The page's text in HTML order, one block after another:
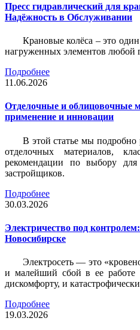
Пресс гидравлический для
Надёжность в Обслуживании
Крановые колёса – это
нагруженных элементов
Подробнее
11.06.2026
Отделочные и облицовочные
применение и инновации
В этой статье мы
отделочных материалов,
рекомендации по выбору
застройщиков.
Подробнее
30.03.2026
Электричество под
Новосибирске
Электросеть — это
и малейший сбой в ее работе
дискомфорту, и
Подробнее
19.03.2026